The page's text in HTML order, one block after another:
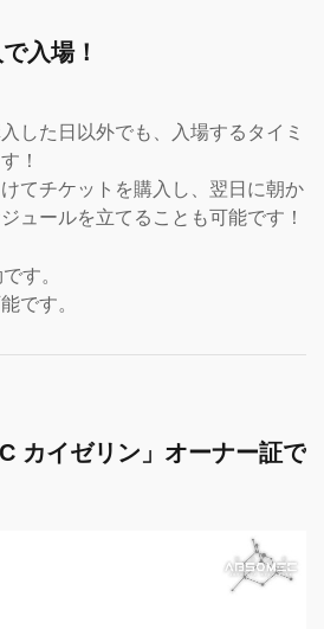
入場！
した日以外でも、入場するタイミ
！
てチケットを購入し、翌日に朝か
ュールを立てることも可能です！
す。
です。
カイゼリン」オーナー証で